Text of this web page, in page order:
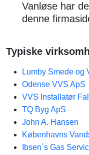
Vanløse har
denne
Typiske
Lumby Smede og
Odense VVS ApS
VVS Installatør
TQ Byg ApS
John A. Hansen
Københavns
Ibsen´s Gas